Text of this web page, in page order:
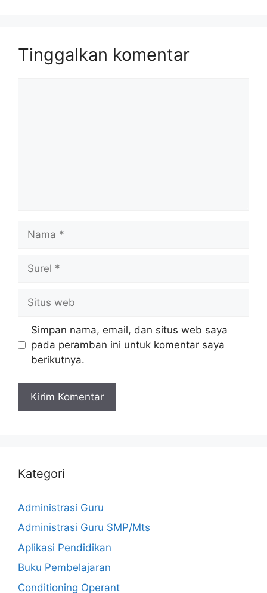
Tinggalkan komentar
Nama
Surel
Situs
web
Simpan nama, email, dan situs web saya
pada peramban ini untuk komentar saya
berikutnya.
Kategori
Administrasi Guru
Administrasi Guru SMP/Mts
Aplikasi Pendidikan
Buku Pembelajaran
Conditioning Operant